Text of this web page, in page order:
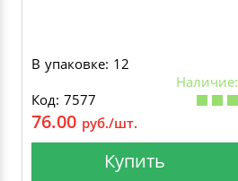
В упаковке: 12
Наличие:
Код: 7577
76.00 руб./шт.
Купить